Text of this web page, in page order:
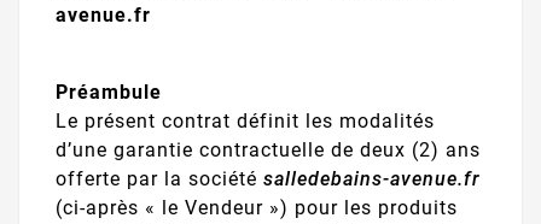
avenue.fr
Préambule
Le présent contrat définit les modalités
d’une garantie contractuelle de deux (2) ans
offerte par la société salledebains-avenue.fr
(ci-après « le Vendeur ») pour les produits